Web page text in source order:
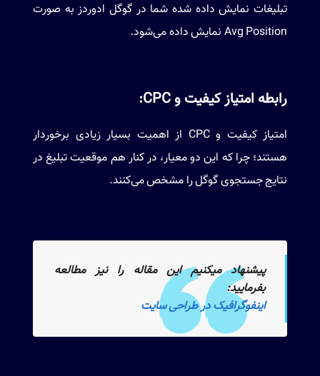
تبلیغات نمایش داده شده شما در گوگل ادوردز به صورت
Avg Position نمایش داده می‌شود.
رابطه امتیاز کیفیت و CPC:
امتیاز کیفیت و CPC از اهمیت بسیار زیادی برخوردار
هستند؛ چرا که این دو معیار، در کنار هم موقعیت تبلیغ در
نتایج جستجوی گوگل را مشخص می‌کنند.
پیشنهاد میکنیم این مقاله را نیز مطالعه
بفرمایید:
اینفوگرافیک در طراحی سایت